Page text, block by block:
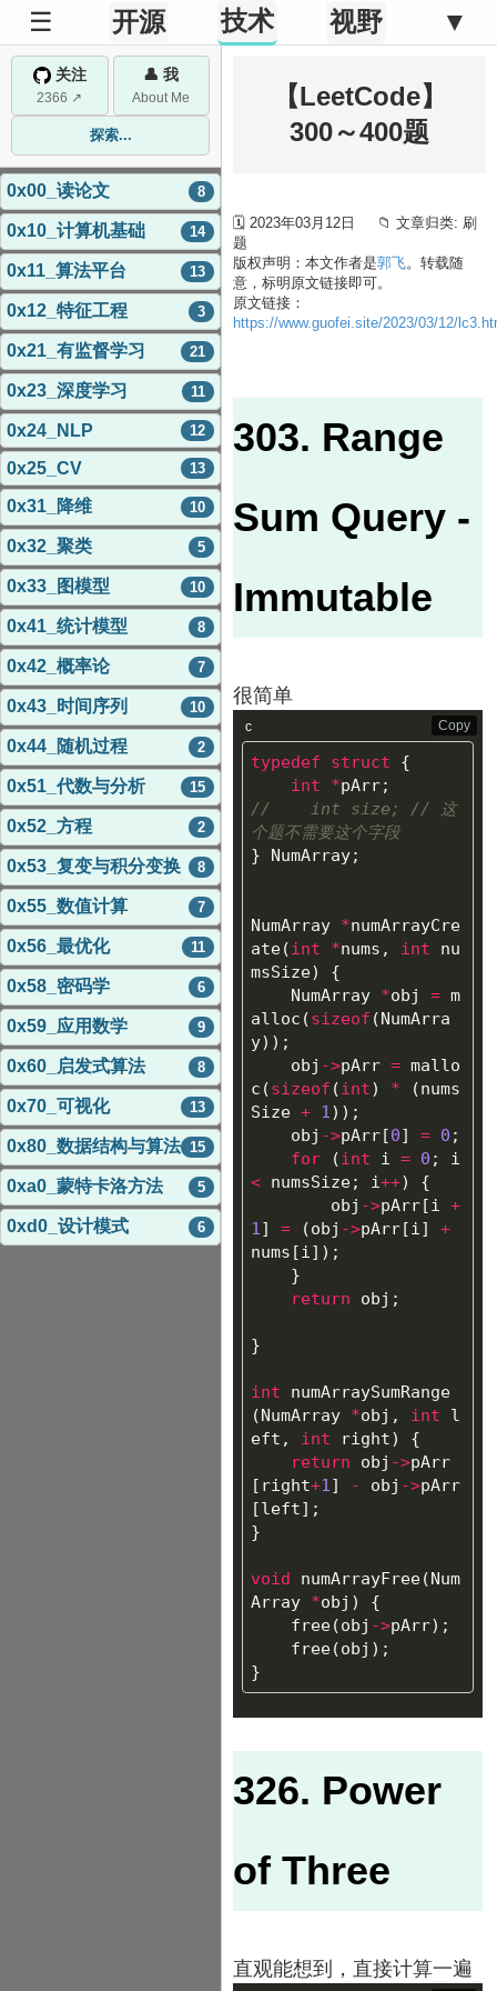
☰ 开源 技术 视野 ▼
关注
2366 ↗
👤 我
About Me
探索...
0x00_读论文 8
0x10_计算机基础 14
0x11_算法平台 13
0x12_特征工程 3
0x21_有监督学习 21
0x23_深度学习 11
0x24_NLP 12
0x25_CV 13
0x31_降维 10
0x32_聚类 5
0x33_图模型 10
0x41_统计模型 8
0x42_概率论 7
0x43_时间序列 10
0x44_随机过程 2
0x51_代数与分析 15
0x52_方程 2
0x53_复变与积分变换 8
0x55_数值计算 7
0x56_最优化 11
0x58_密码学 6
0x59_应用数学 9
0x60_启发式算法 8
0x70_可视化 13
0x80_数据结构与算法 15
0xa0_蒙特卡洛方法 5
0xd0_设计模式 6
【LeetCode】
300～400题
🗓 2023年03月12日 📁 文章归类: 刷
题
版权声明：本文作者是郭飞。转载随
意，标明原文链接即可。
原文链接：
https://www.guofei.site/2023/03/12/
303. Range
Sum Query -
Immutable
很简单
typedef struct
{
int
*pArr;
//    int size; // 这
个题不需要这个字段
}
NumArray;
NumArray *numArrayCre
ate(int *nums , int
nu
msSize)
{
NumArray *obj = m
alloc (sizeof (NumArra
y));
obj ->pArr = mallo
c (sizeof (int) * (nums
Size + 1));
obj ->pArr[0] = 0 ;
for
(int i = 0 ;
i
< numsSize; i++)
{
obj ->pArr[i
+
1] = (obj ->pArr[i]
+
nums [i]);
}
return
obj ;
}
int
numArraySumRange
(NumArray *obj , int
l
eft , int right)
{
return
obj ->pArr
[ right+1] - obj ->pArr
[left];
}
void numArrayFree(Num
Array *obj )
{
free(obj ->pArr);
free(obj );
}
c Copy
326. Power
of Three
直观能想到，直接计算一遍